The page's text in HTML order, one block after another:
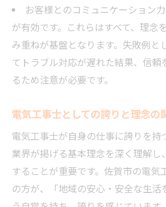
お客様とのコミュニケーション
が有効です。これらはすべて、理念
み重ねが基盤となります。失敗例と
てトラブル対応が遅れた結果、信頼
るため注意が必要です。
電気工事士としての誇りと理念の
電気工事士が自身の仕事に誇りを持
業界が掲げる基本理念を深く理解し
することが重要です。佐賀市の電気
の方が、「地域の安心・安全な生活